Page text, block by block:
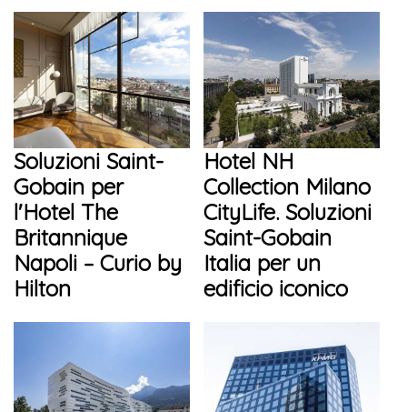
Soluzioni Saint-
Gobain per
l'Hotel The
Britannique
Napoli – Curio by
Hilton
Hotel NH
Collection Milano
CityLife. Soluzioni
Saint-Gobain
Italia per un
edificio iconico